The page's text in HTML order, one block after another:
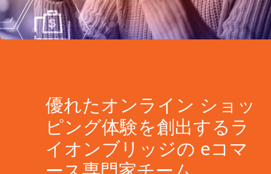
優れたオンライン ショッ
ピング体験を創出するラ
イオンブリッジの eコマ